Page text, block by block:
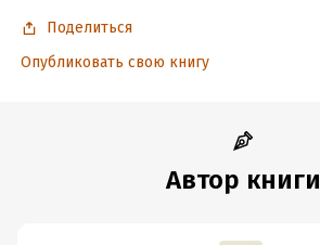
Поделиться
Опубликовать свою книгу
Автор книги